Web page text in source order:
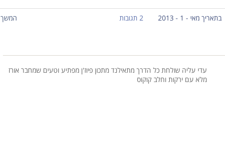
בתאריך מאי - 1 - 2013 2 תגובות המשך
עדי עליה שולחת כל הדרך מתאילנד מתכון פיוז'ן מפתיע וטעים שמחבר אורז
מלא עם ירקות וחלב קוקוס